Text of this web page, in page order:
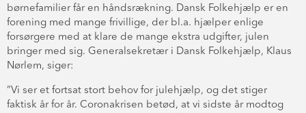
børnefamilier får en håndsrækning. Dansk Folkehjælp er en
forening med mange frivillige, der bl.a. hjælper enlige
forsørgere med at klare de mange ekstra udgifter, julen
bringer med sig. Generalsekretær i Dansk Folkehjælp, Klaus
Nørlem, siger:
”Vi ser et fortsat stort behov for julehjælp, og det stiger
faktisk år for år. Coronakrisen betød, at vi sidste år modtog